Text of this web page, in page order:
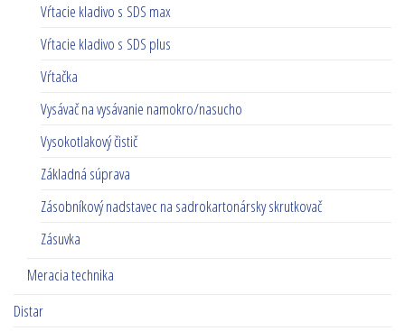
Vŕtacie kladivo s SDS max
Vŕtacie kladivo s SDS plus
Vŕtačka
Vysávač na vysávanie namokro/nasucho
Vysokotlakový čistič
Základná súprava
Zásobníkový nadstavec na sadrokartonársky skrutkovač
Zásuvka
Meracia technika
Distar